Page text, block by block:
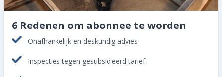
6 Redenen om abonnee te worden
Onafhankelijk en deskundig advies
Inspecties tegen gesubsidieerd tarief